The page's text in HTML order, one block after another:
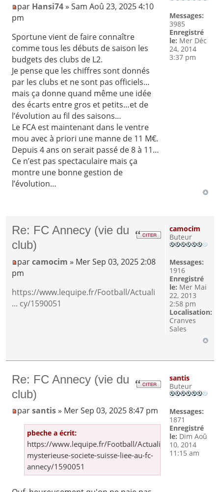
par Hansi74» Sam Aoû 23, 2025 4:10
pm
Sportune vient de faire connaître
comme tous les débuts de saison les
budgets des clubs de L2.
Je pense que les chiffres sont donnés
par les clubs et ne sont pas officiels…
mais ça donne quand même une idée
des écarts entre gros et petits…et de
l’évolution au fil des saisons…
Le FCA est maintenant dans le ventre
mou avec à priori une manne de 11 M€.
Depuis 4 ans on serait passé de 8 à 11…
Ce n’est pas spectaculaire mais ça
montre une bonne gestion de
l’évolution…
Messages:
3985
Enregistré
le: Mer Déc
24, 2014
3:37 pm
Re: FC Annecy (vie du
club)
parcamocim » Mer Sep 03, 2025 2:08
pm
https://www.lequipe.fr/Football/Actuali
... cy/1590051
camocim
Buteur
Messages:
1916
Enregistré
le: Mer Mai
22, 2013
2:58 pm
Localisation:
Cranves
Sales
Re: FC Annecy (vie du
club)
parsantis» Mer Sep 03, 2025 8:47 pm
pbeche a écrit:
https://www.lequipe.fr/Football/Actualites/La-
mysterieuse-societe-suisse-liee-au-fc-
annecy/1590051
santis
Buteur
Messages:
1871
Enregistré
le: Dim Aoû
10, 2014
11:15 am